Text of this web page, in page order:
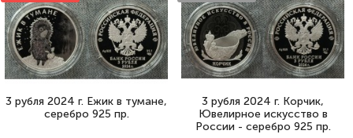
3 рубля 2024 г. Ежик в тумане,
серебро 925 пр.
3 рубля 2024 г. Корчик,
Ювелирное искусство в
России - серебро 925 пр.